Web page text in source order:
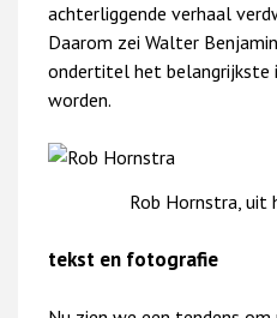
achterliggende verhaal
Daarom zei Walter
ondertitel het
worden.
Rob Hornstra, uit
tekst en fotografie